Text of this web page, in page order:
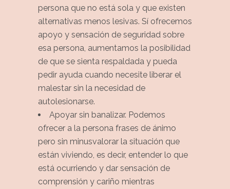
persona que no está sola y que existen
alternativas menos lesivas. Sí ofrecemos
apoyo y sensación de seguridad sobre
esa persona, aumentamos la posibilidad
de que se sienta respaldada y pueda
pedir ayuda cuando necesite liberar el
malestar sin la necesidad de
autolesionarse.
Apoyar sin banalizar. Podemos
ofrecer a la persona frases de ánimo
pero sin minusvalorar la situación que
están viviendo, es decir, entender lo que
está ocurriendo y dar sensación de
comprensión y cariño mientras